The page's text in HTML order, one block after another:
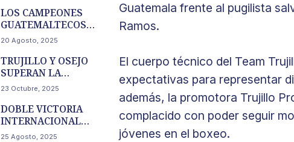
LOS CAMPEONES
GUATEMALTECOS
ESTÁN INSTALADOS
20 Agosto, 2025
TRUJILLO Y OSEJO
SUPERAN LA
BÁSCULA
23 Octubre, 2025
DOBLE VICTORIA
INTERNACIONAL
PARA GUATEMALA
25 Agosto, 2025
Guatemala frente al pugilista
Ramos.
El cuerpo técnico del Team
expectativas para representar
además, la promotora Trujillo
complacido con poder seguir
jóvenes en el boxeo.